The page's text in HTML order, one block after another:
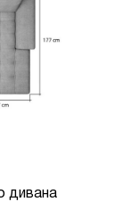
дивана